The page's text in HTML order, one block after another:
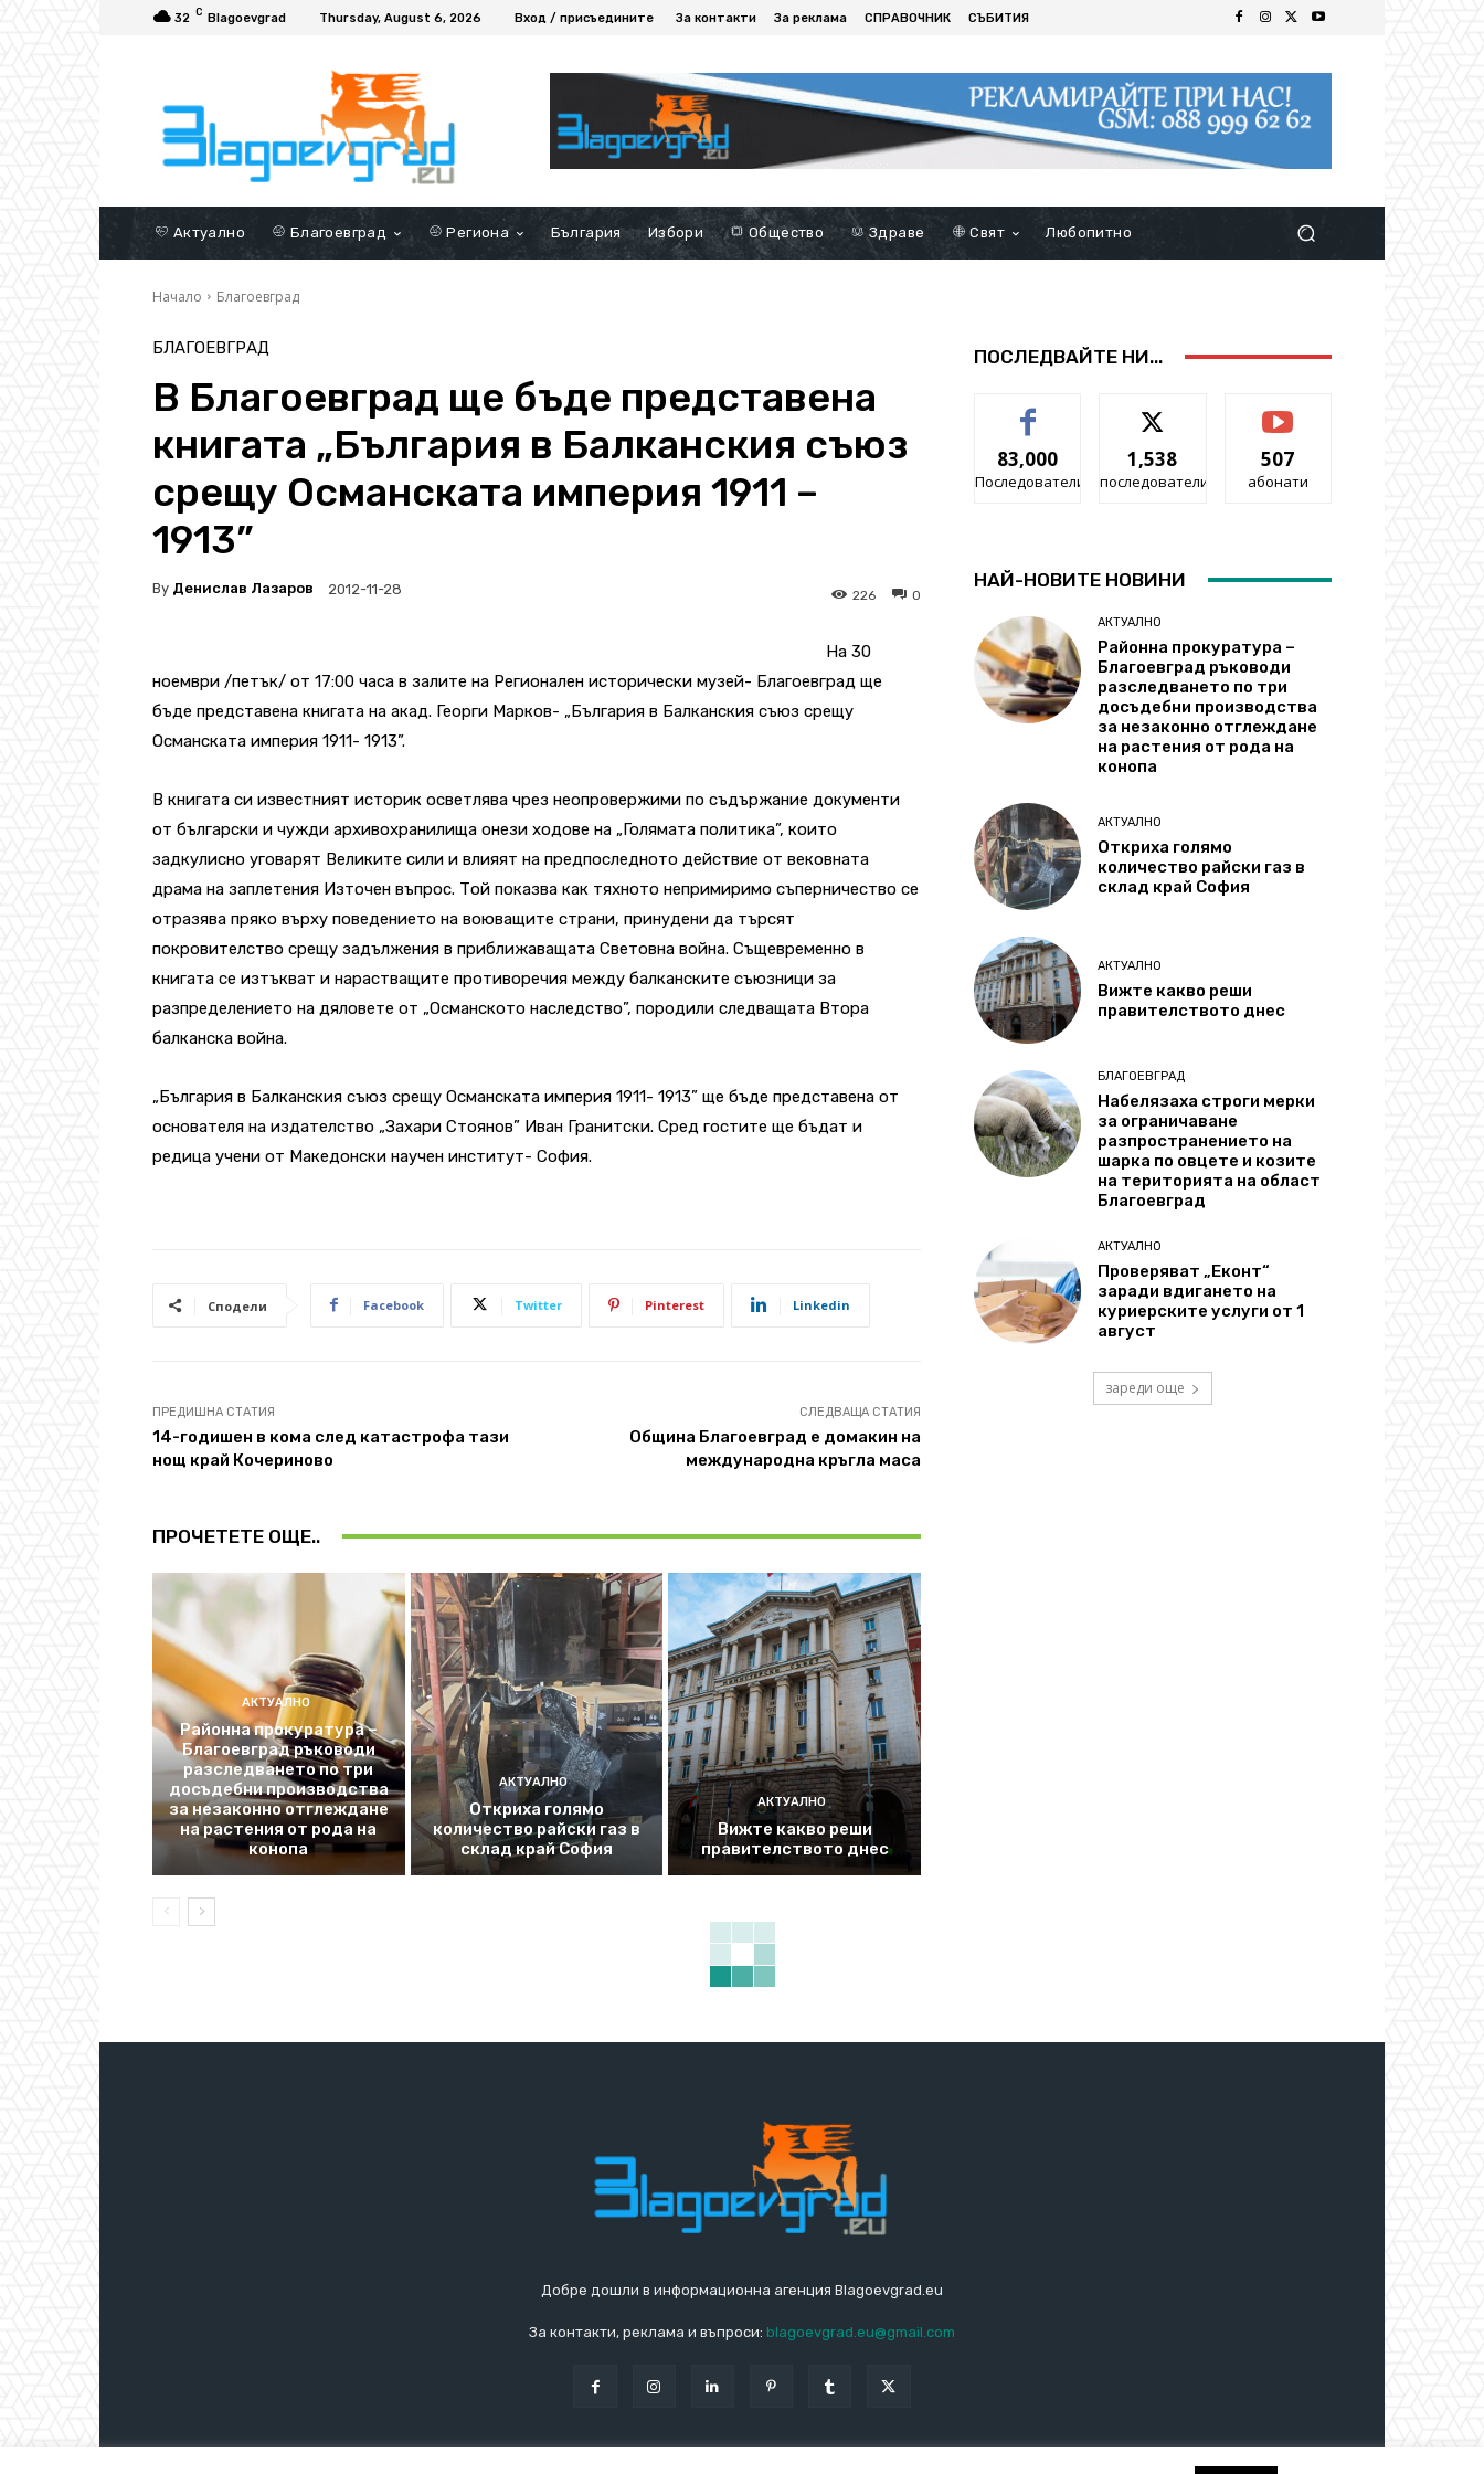
32 C Blagoevgrad Thursday, August 6, 2026 Вход / присъедините За контакти За реклама СПРАВОЧНИК СЪБИТИЯ
Актуално Благоевград Региона България Избори Общество Здраве Свят Любопитно
Начало Благоевград
БЛАГОЕВГРАД
В Благоевград ще бъде представена
книгата „България в Балканския съюз
срещу Османската империя 1911 –
1913”
By Денислав Лазаров 2012-11-28 0
226
На 30
ноември /петък/ от 17:00 часа в залите на Регионален исторически музей- Благоевград ще
бъде представена книгата на акад. Георги Марков- „България в Балканския съюз срещу
Османската империя 1911- 1913”.
В книгата си известният историк осветлява чрез неопровержими по съдържание документи
от български и чужди архивохранилища онези ходове на „Голямата политика”, които
задкулисно уговарят Великите сили и влияят на предпоследното действие от вековната
драма на заплетения Източен въпрос. Той показва как тяхното непримиримо съперничество се
отразява пряко върху поведението на воюващите страни, принудени да търсят
покровителство срещу задължения в приближаващата Световна война. Същевременно в
книгата се изтъкват и нарастващите противоречия между балканските съюзници за
разпределението на дяловете от „Османското наследство”, породили следващата Втора
балканска война.
„България в Балканския съюз срещу Османската империя 1911- 1913” ще бъде представена от
основателя на издателство „Захари Стоянов” Иван Гранитски. Сред гостите ще бъдат и
редица учени от Македонски научен институт- София.
Сподели Facebook Twitter Pinterest Linkedin
ПРЕДИШНА СТАТИЯ
14-годишен в кома след катастрофа тази
нощ край Кочериново
СЛЕДВАЩА СТАТИЯ
Община Благоевград е домакин на
международна кръгла маса
ПРОЧЕТЕТЕ ОЩЕ..
АКТУАЛНО
Районна прокуратура –
Благоевград ръководи
разследването по три
досъдебни производства
за незаконно отглеждане
на растения от рода на
конопа
АКТУАЛНО
Откриха голямо
количество райски газ в
склад край София
АКТУАЛНО
Вижте какво реши
правителството днес
ПОСЛЕДВАЙТЕ НИ...
83,000
Последователи
1,538
последователи
507
абонати
НАЙ-НОВИТЕ НОВИНИ
АКТУАЛНО
Районна прокуратура –
Благоевград ръководи
разследването по три
досъдебни производства
за незаконно отглеждане
на растения от рода на
конопа
АКТУАЛНО
Откриха голямо
количество райски газ в
склад край София
АКТУАЛНО
Вижте какво реши
правителството днес
БЛАГОЕВГРАД
Набелязаха строги мерки
за ограничаване
разпространението на
шарка по овцете и козите
на територията на област
Благоевград
АКТУАЛНО
Проверяват „Еконт“
заради вдигането на
куриерските услуги от 1
август
зареди още
Добре дошли в информационна агенция Blagoevgrad.eu
За контакти, реклама и въпроси: blagoevgrad.eu@gmail.com